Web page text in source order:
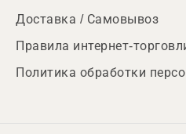
Доставка / Самовывоз
Правила интернет-
Политика обработки